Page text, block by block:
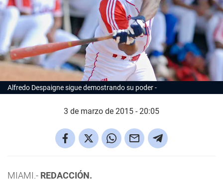
Alfredo Despaigne sigue demostrando su poder
3 de marzo de 2015 - 20:05
MIAMI.- REDACCIÓN.